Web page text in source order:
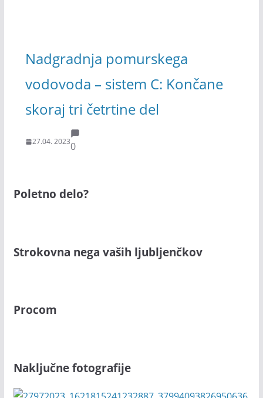
Nadgradnja pomurskega
vodovoda – sistem C: Končane
skoraj tri četrtine del
27.04. 20230
Poletno delo?
Strokovna nega vaših ljubljenčkov
Procom
Naključne fotografije